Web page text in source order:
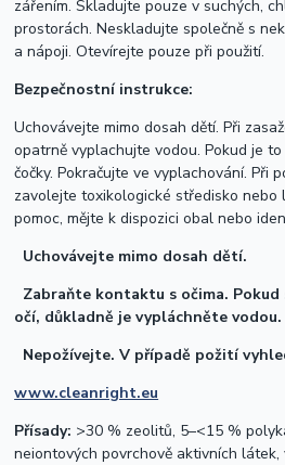
zářením. Skladujte pouze v suchých,
prostorách. Neskladujte společně s
a nápoji. Otevírejte pouze při použití.
Bezpečnostní instrukce:
Uchovávejte mimo dosah dětí. Při
opatrně vyplachujte vodou. Pokud je
čočky. Pokračujte ve vyplachování. Při
zavolejte toxikologické středisko nebo
pomoc, mějte k dispozici obal nebo
Uchovávejte mimo dosah dětí.
Zabraňte kontaktu s očima.
očí, důkladně je vypláchněte vodou.
Nepožívejte. V případě požití
www.cleanright.eu
Přísady: >30 % zeolitů, 5–<15 %
neiontových povrchově aktivních látek,